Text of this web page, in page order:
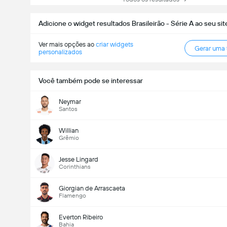
Adicione o widget resultados Brasileirão - Série A ao seu
Ver mais opções ao criar widgets
personalizados
Gerar uma
Você também pode se interessar
Neymar
Santos
Willian
Grêmio
Jesse Lingard
Corinthians
Giorgian de Arrascaeta
Flamengo
Everton Ribeiro
Bahia